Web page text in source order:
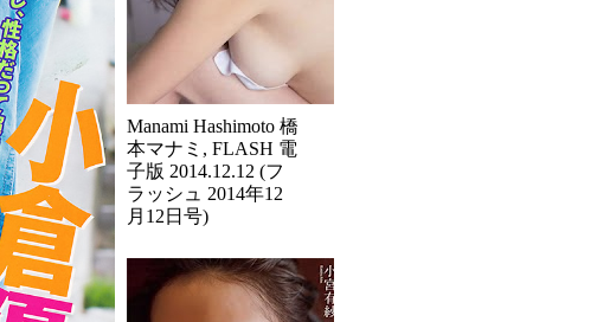
Manami Hashimoto 橋
本マナミ, FLASH 電
子版 2014.12.12 (フ
ラッシュ 2014年12
月12日号)